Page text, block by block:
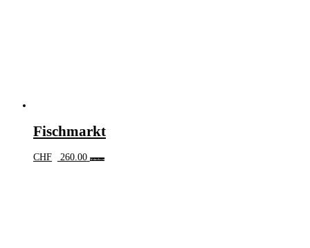
Fischmarkt
CHF 260.00 Weiterlesen